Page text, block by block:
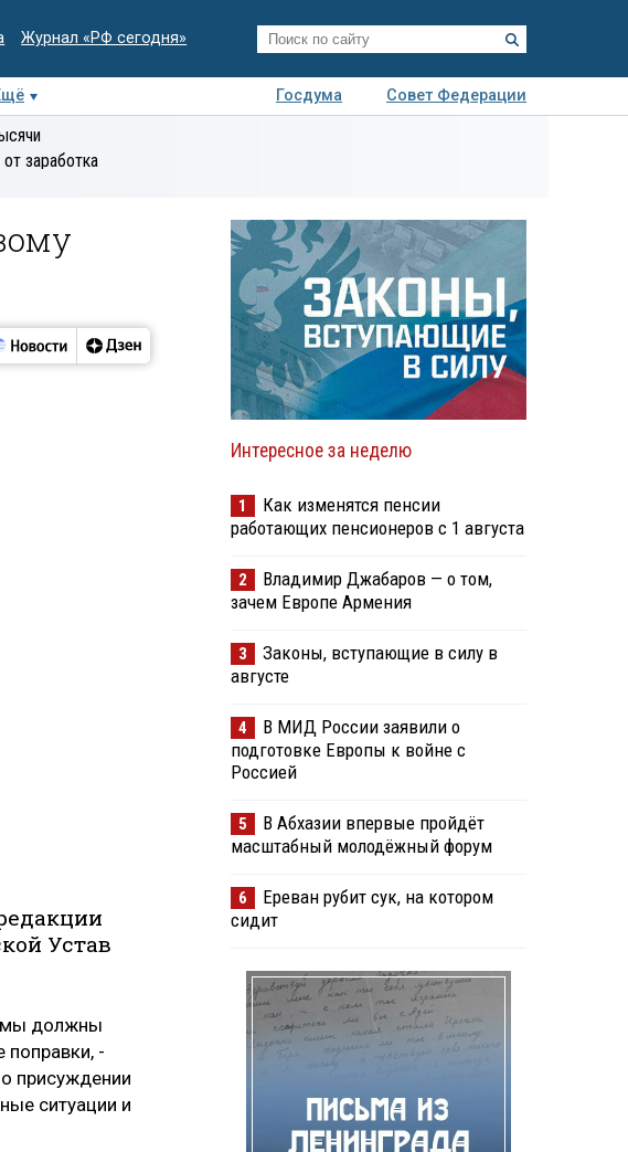
Журнал «РФ сегодня»
Госдума
Совет Федерации
заработка
Устав
мы должны
-
присуждении
ситуации и
Интересное за неделю
1
Как изменятся пенсии
работающих пенсионеров с 1 августа
2
Владимир Джабаров — о том,
зачем Европе Армения
3
Законы, вступающие в силу в
августе
4
В МИД России заявили о
подготовке Европы к войне с
Россией
5
В Абхазии впервые пройдёт
масштабный молодёжный форум
6
Ереван рубит сук, на котором
сидит